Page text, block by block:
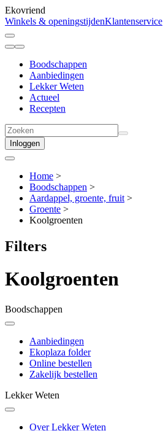
Ekovriend
Winkels & openingstijdenKlantenservice
Boodschappen
Aanbiedingen
Lekker Weten
Actueel
Recepten
Inloggen
Home >
Boodschappen >
Aardappel, groente, fruit >
Groente >
Koolgroenten
Filters
Koolgroenten
Boodschappen
Aanbiedingen
Ekoplaza folder
Online bestellen
Zakelijk bestellen
Lekker Weten
Over Lekker Weten